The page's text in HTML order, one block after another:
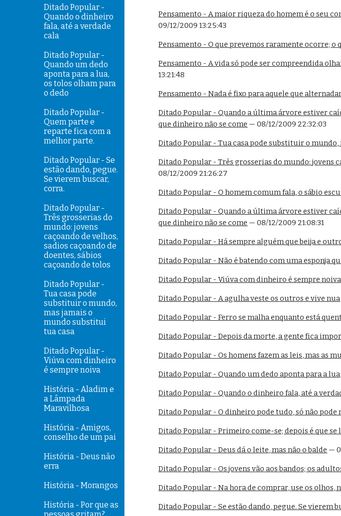
Ditado Popular -
Quando o dinheiro
fala, até a verdade
cala
Ditado Popular -
Quando um dedo
aponta para a lua,
os tolos olham para
o dedo
Ditado Popular -
Quem parte e
reparte fica com a
melhor parte.
Ditado Popular - Se
estão dando, pegue.
Se vierem buscar,
corra.
Ditado Popular -
Três grosserias do
mundo: jovens
caçoando de velhos,
sadios caçoando de
doentes, sábios
caçoando de tolos
Ditado Popular -
Tua casa pode
substituir o mundo,
mas jamais o
mundo substitui
tua casa
Ditado Popular -
Viúva com dinheiro
é sempre noiva
História - Aladim e
a Lâmpada
Maravilhosa
História - Amigos,
conselho de um pai
História - Deus não
erra
História - Morangos
História - Por que as
Pensamento - A maior riqueza do homem é o seu
09/12/2009 13:25:43
Pensamento - O que prevemos raramente ocorre; o
Pensamento - A vida só pode ser compreendida
13:21:48
Pensamento - Nada é fixo para aquele que
Ditado Popular - Quando a última árvore estiver
que dinheiro não se come — 08/12/2009 22:32:03
Ditado Popular - Tua casa pode substituir o
Ditado Popular - Três grosserias do mundo: jovens
08/12/2009 21:26:27
Ditado Popular - O homem comum fala, o sábio
Ditado Popular - Quando a última árvore estiver
que dinheiro não se come — 08/12/2009 21:08:31
Ditado Popular - Há sempre alguém que beija e
Ditado Popular - Não é batendo com uma esponja
Ditado Popular - Viúva com dinheiro é sempre noiva
Ditado Popular - A agulha veste os outros e vive nua
Ditado Popular - Ferro se malha enquanto está
Ditado Popular - Depois da morte, a gente fica
Ditado Popular - Os homens fazem as leis, mas as
Ditado Popular - Quando um dedo aponta para a
Ditado Popular - Quando o dinheiro fala, até a
Ditado Popular - O dinheiro pode tudo, só não
Ditado Popular - Primeiro come-se; depois é que se
Ditado Popular - Deus dá o leite, mas não o balde —
Ditado Popular - Os jovens vão aos bandos; os
Ditado Popular - Na hora de comprar, use os olhos,
Ditado Popular - Se estão dando, pegue. Se vierem